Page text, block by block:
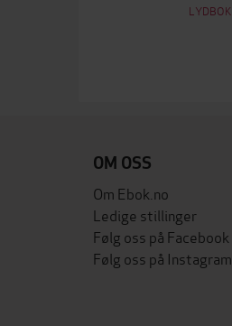
LYDBOK
OM OSS
Om Ebok.no
Ledige stillinger
Følg oss på Facebook
Følg oss på Instagram